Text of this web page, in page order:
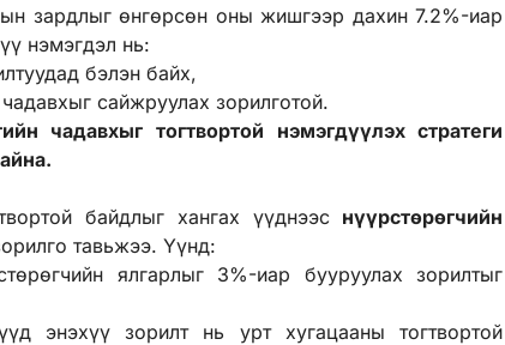
зардлыг өнгөрсөн оны жишгээр дахин 7.2%-иар
нэмэгдэл нь:
бэлэн байх,
сайжруулах зорилготой.
чадавхыг тогтвортой нэмэгдүүлэх стратеги
байдлыг хангах үүднээс нүүрстөрөгчийн
тавьжээ. Үүнд:
ялгарлыг 3%-иар бууруулах зорилтыг
энэхүү зорилт нь урт хугацааны тогтвортой